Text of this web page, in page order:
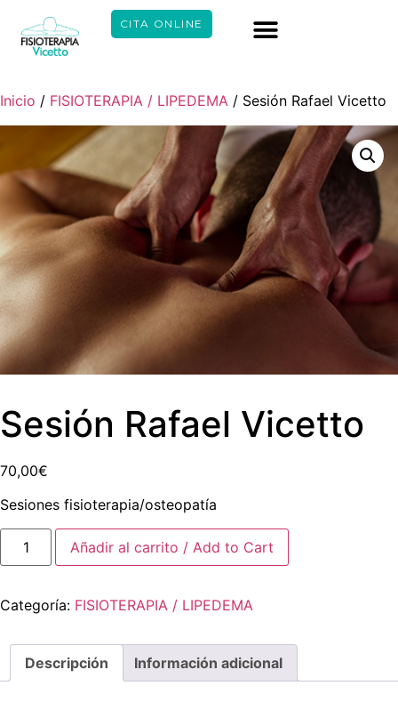
CITA ONLINE
Inicio / FISIOTERAPIA / LIPEDEMA / Sesión Rafael Vicetto
Sesión Rafael Vicetto
70,00€
Sesiones fisioterapia/osteopatía
Añadir al carrito / Add to Cart
Categoría: FISIOTERAPIA / LIPEDEMA
Descripción Información adicional